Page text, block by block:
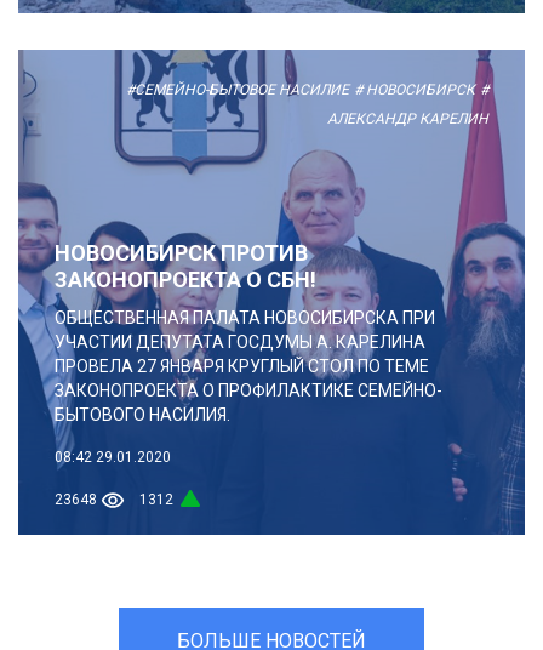
#СЕМЕЙНО-БЫТОВОЕ НАСИЛИЕ # НОВОСИБИРСК #
АЛЕКСАНДР КАРЕЛИН
НОВОСИБИРСК ПРОТИВ
ЗАКОНОПРОЕКТА О СБН!
ОБЩЕСТВЕННАЯ ПАЛАТА НОВОСИБИРСКА ПРИ
УЧАСТИИ ДЕПУТАТА ГОСДУМЫ А. КАРЕЛИНА
ПРОВЕЛА 27 ЯНВАРЯ КРУГЛЫЙ СТОЛ ПО ТЕМЕ
ЗАКОНОПРОЕКТА О ПРОФИЛАКТИКЕ СЕМЕЙНО-
БЫТОВОГО НАСИЛИЯ.
08:42 29.01.2020
23648 1312
БОЛЬШЕ НОВОСТЕЙ